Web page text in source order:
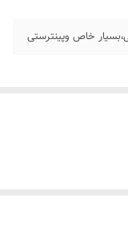
خاص وپینترستی